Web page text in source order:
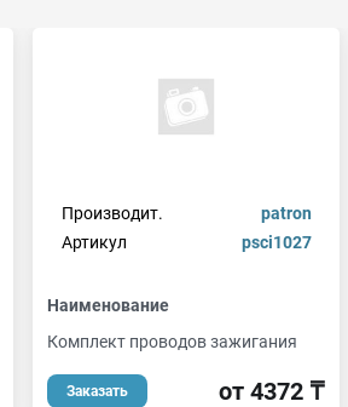
Производит.
patron
Артикул
psci1027
Наименование
Комплект проводов зажигания
Заказать от 4372 ₸